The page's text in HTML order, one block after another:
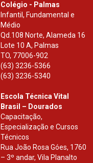
Colégio - Palmas
Infantil, Fundamental e
Médio
Qd.108 Norte, Alameda 16
Lote 10 A, Palmas
TO, 77006-902
(63) 3236-5366
(63) 3236-5340
Escola Técnica Vital
Brasil – Dourados
Capacitação,
Especialização e Cursos
Técnicos
Rua João Rosa Góes, 1760
– 3º andar, Vila Planalto